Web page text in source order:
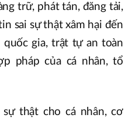
trữ, phát tán, đăng tải,
sai sự thật xâm hại đến
gia, trật tự an toàn
pháp của cá nhân, tổ
thật cho cá nhân, cơ